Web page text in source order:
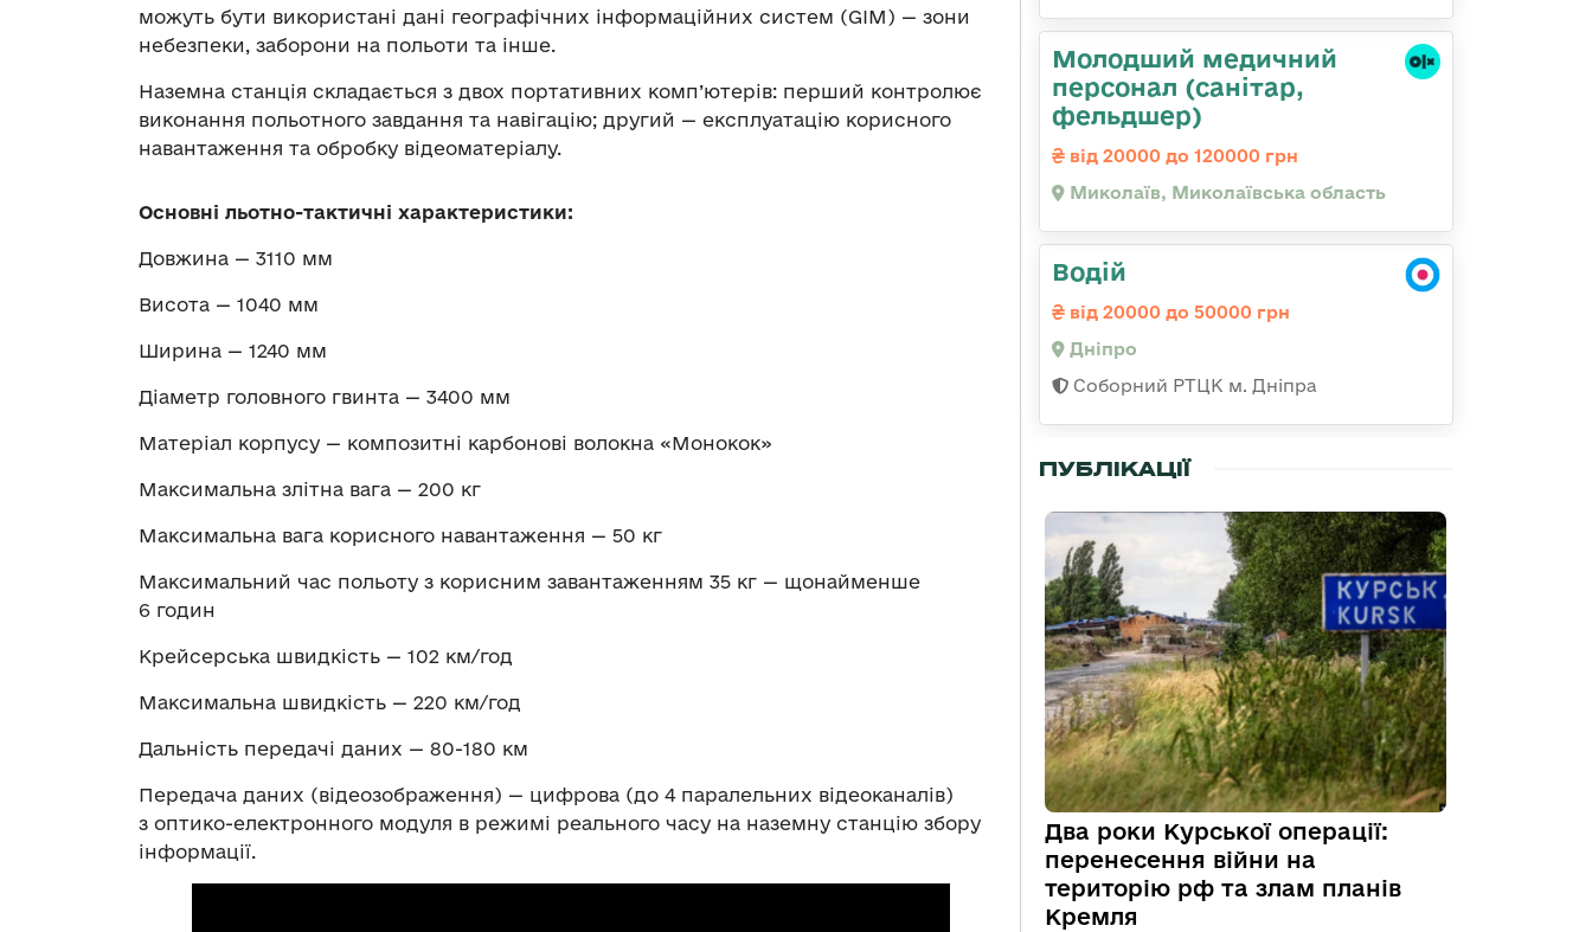
можуть бути використані дані географічних інформаційних систем (GIM) — зони
небезпеки, заборони на польоти та інше.
Наземна станція складається з двох портативних комп’ютерів: перший контролює
виконання польотного завдання та навігацію; другий — експлуатацію корисного
навантаження та обробку відеоматеріалу.
Основні льотно-тактичні характеристики:
Довжина — 3110 мм
Висота — 1040 мм
Ширина — 1240 мм
Діаметр головного гвинта — 3400 мм
Матеріал корпусу — композитні карбонові волокна «Монокок»
Максимальна злітна вага — 200 кг
Максимальна вага корисного навантаження — 50 кг
Максимальний час польоту з корисним завантаженням 35 кг — щонайменше
6 годин
Крейсерська швидкість — 102 км/год
Максимальна швидкість — 220 км/год
Дальність передачі даних — 80-180 км
Передача даних (відеозображення) — цифрова (до 4 паралельних відеоканалів)
з оптико-електронного модуля в режимі реального часу на наземну станцію збору
інформації.
Молодший медичний
персонал (санітар,
фельдшер)
від 20000 до 120000 грн
Миколаїв, Миколаївська область
Водій
від 20000 до 50000 грн
Дніпро
Соборний РТЦК м. Дніпра
ПУБЛІКАЦІЇ
Два роки Курської операції:
перенесення війни на
територію рф та злам планів
Кремля